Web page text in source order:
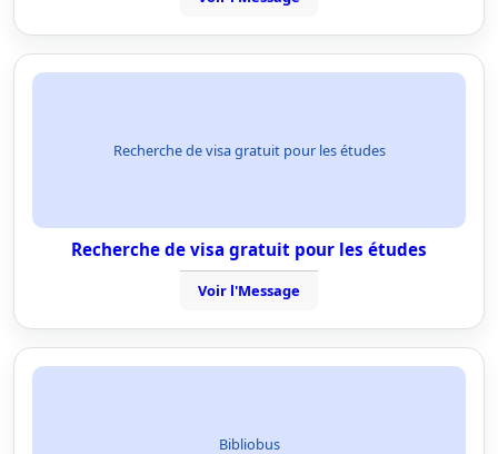
Recherche de visa gratuit pour les études
Recherche de visa gratuit pour les études
Voir l'Message
Bibliobus